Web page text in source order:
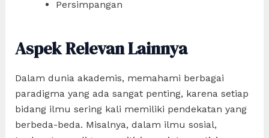
Persimpangan
Aspek Relevan Lainnya
Dalam dunia akademis, memahami berbagai
paradigma yang ada sangat penting, karena setiap
bidang ilmu sering kali memiliki pendekatan yang
berbeda-beda. Misalnya, dalam ilmu sosial,